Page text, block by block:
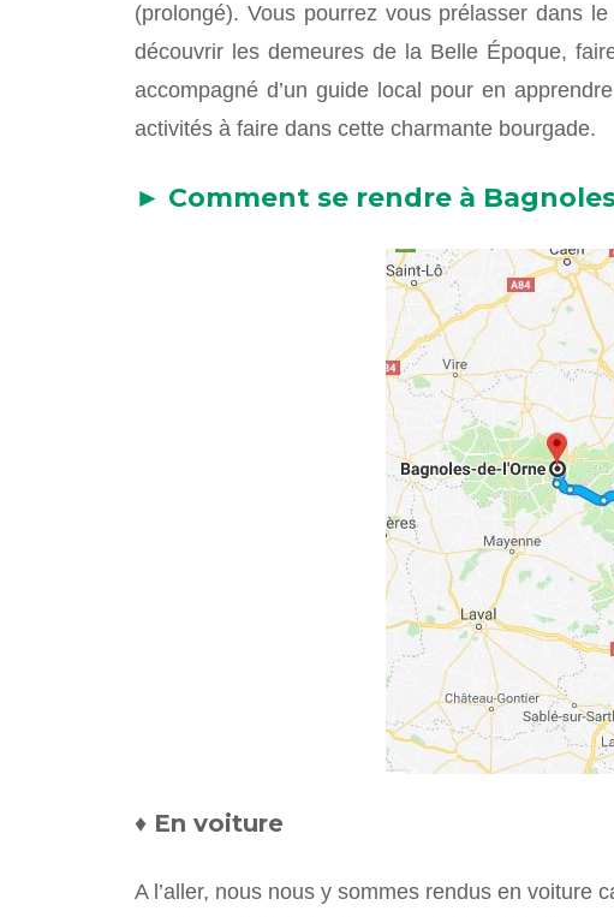
(prolongé). Vous pourrez vous prélasser dans
découvrir les demeures de la Belle Époque,
accompagné d’un guide local pour en
activités à faire dans cette charmante bourgade.
► Comment se rendre à Bagnoles
♦ En voiture
A l’aller, nous nous y sommes rendus en voiture